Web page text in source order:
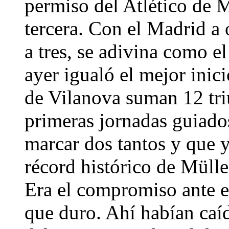
permiso del Atlético de
tercera. Con el Madrid a
a tres, se adivina como
ayer igualó el mejor
de Vilanova suman 12
primeras jornadas
marcar dos tantos y que
récord histórico de
Era el compromiso ante
que duro. Ahí habían